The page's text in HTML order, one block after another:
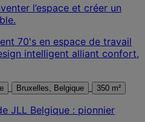
l’espace et créer un
70's en espace de travail
intelligent alliant confort,
Bruxelles, Belgique 350 m²